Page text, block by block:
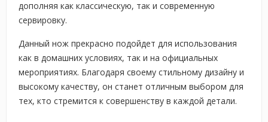
дополняя как классическую, так и современную
сервировку.
Данный нож прекрасно подойдет для использования
как в домашних условиях, так и на официальных
мероприятиях. Благодаря своему стильному дизайну и
высокому качеству, он станет отличным выбором для
тех, кто стремится к совершенству в каждой детали.